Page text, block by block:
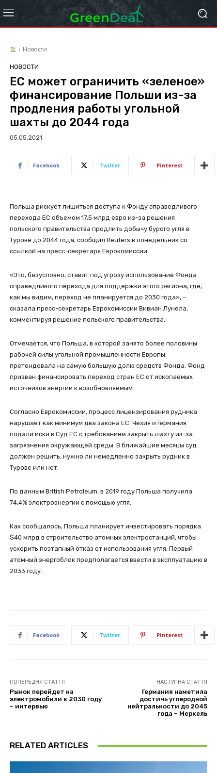
Новости
НОВОСТИ
ЕС может ограничить «зеленое»
финансирование Польши из-за
продления работы угольной
шахты до 2044 года
05.05.2021
Facebook Twitter Pinterest
Польша рискует лишиться доступа к Фонду справедливого
перехода ЕС объемом 17,5 млрд евро из-за решения
польского правительства продлить добычу бурого угля в
Турове до 2044 года, сообщил Reuters в понедельник со
ссылкой на пресс-секретаря Еврокомиссии.
«Это, безусловно, ставит под угрозу использование Фонда
справедливого перехода для поддержки этого региона, где,
как мы видим, переход не планируется до 2030 года», –
сказала пресс-секретарь Еврокомиссии Вивиан Лунела,
комментируя решение польского правительства.
Отмечается, что Польша, в которой занято более половины
рабочей силы угольной промышленности Европы,
претендовала на самую большую долю средств Фонда. Фонд
призван финансировать переход стран ЕС от ископаемых
источников энергии к возобновляемым.
Согласно Еврокомиссии, процесс лицензирования рудника
нарушает как минимум два закона ЕС. Чехия и Германия
подали иски в Суд ЕС с требованием закрыть шахту из-за
загрязнения окружающей среды. В ближайшие месяцы суд
должен решить, нужно ли немедленно закрыть рудник в
Турове или нет.
По данным British Petroleum, в 2019 году Польша получила
74,4% электроэнергии с помощью угля.
Как сообщалось, Польша планирует инвестировать порядка
$40 млрд в строительство атомных электростанций, чтобы
ускорить поэтапный отказ от использования угля. Первый
атомный энергоблок предполагается ввести в эксплуатацию в
2033 году.
Facebook Twitter Pinterest
ПОПЕРЕДНЯ СТАТТЯ
Рынок перейдет на
электромобили к 2030 году
– интервью
НАСТУПНА СТАТТЯ
Германия наметила
достичь углеродной
нейтральности до 2045
года – Меркель
RELATED ARTICLES